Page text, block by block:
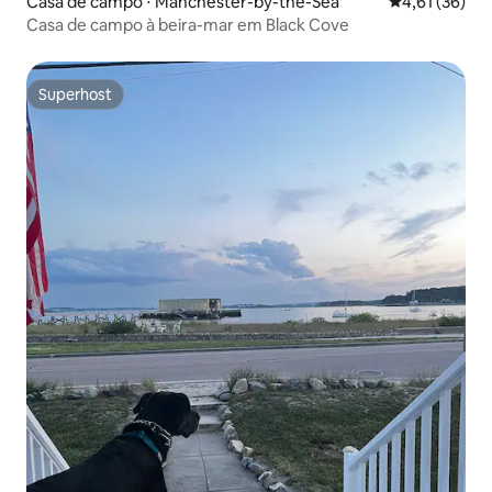
Casa de campo à beira-mar em Black Cove
Superhost
Superhost